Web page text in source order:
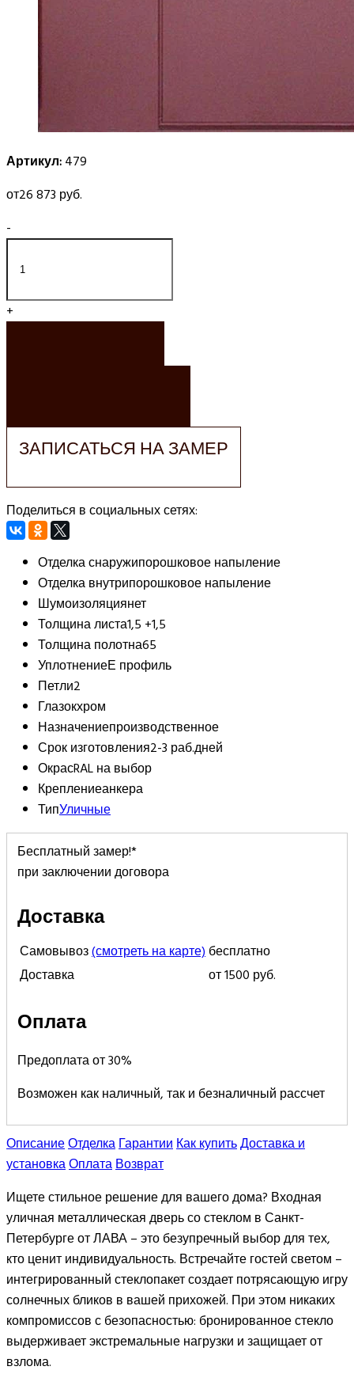
Артикул:479
от26 873 руб.
-
+
ЗАПИСАТЬСЯ НА ЗАМЕР
Поделиться в социальных сетях:
Отделка снаружипорошковое напыление
Отделка внутрипорошковое напыление
Шумоизоляциянет
Толщина листа1,5 +1,5
Толщина полотна65
УплотнениеЕ профиль
Петли2
Глазокхром
Назначениепроизводственное
Срок изготовления2-3 раб.дней
ОкрасRAL на выбор
Креплениеанкера
ТипУличные
Бесплатный замер!*
при заключении договора
Доставка
Самовывоз(смотреть на карте)бесплатно
Доставка
от 1500 руб.
Оплата
Предоплата от 30%
Возможен как наличный, так и безналичный рассчет
ОписаниеОтделкаГарантииКак купитьДоставка и
установкаОплатаВозврат
Ищете стильное решение для вашего дома? Входная
уличная металлическая дверь со стеклом в Санкт-
Петербурге от ЛАВА – это безупречный выбор для тех,
кто ценит индивидуальность. Встречайте гостей светом –
интегрированный стеклопакет создает потрясающую игру
солнечных бликов в вашей прихожей. При этом никаких
компромиссов с безопасностью: бронированное стекло
выдерживает экстремальные нагрузки и защищает от
взлома.